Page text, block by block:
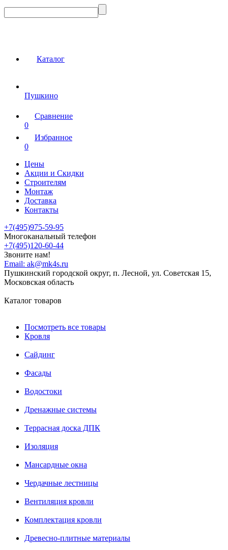
Каталог
Пушкино
Сравнение
0
Избранное
0
Цены
Акции и Скидки
Строителям
Монтаж
Доставка
Контакты
+7(495)975-59-95
Многоканальный телефон
+7(495)120-60-44
Звоните нам!
Email: ak@mk4s.ru
Пушкинский городской округ, п. Лесной, ул. Советская 15,
Московская область
Каталог товаров
Посмотреть все товары
Кровля
Сайдинг
Фасады
Водостоки
Дренажные системы
Террасная доска ДПК
Изоляция
Мансардные окна
Чердачные лестницы
Вентиляция кровли
Комплектация кровли
Древесно-плитные материалы